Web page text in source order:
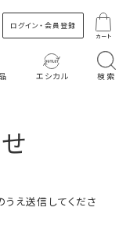
ログイン・会員登録
カート
エシカル 検索
え送信してくださ